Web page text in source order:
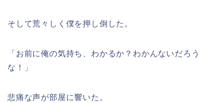
そして荒々しく僕を押し倒した。
「お前に俺の気持ち、わかるか？わかんないだろう
な！」
悲痛な声が部屋に響いた。